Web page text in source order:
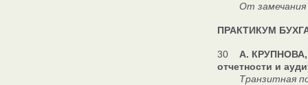
От замечания
ПРАКТИКУМ
30 А. КРУПНОВА,
отчетности и
Транзитная